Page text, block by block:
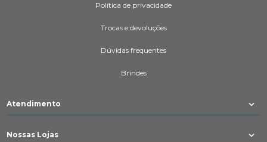
Política de privacidade
Trocas e devoluções
Dúvidas frequentes
Brindes
Atendimento
Nossas Lojas